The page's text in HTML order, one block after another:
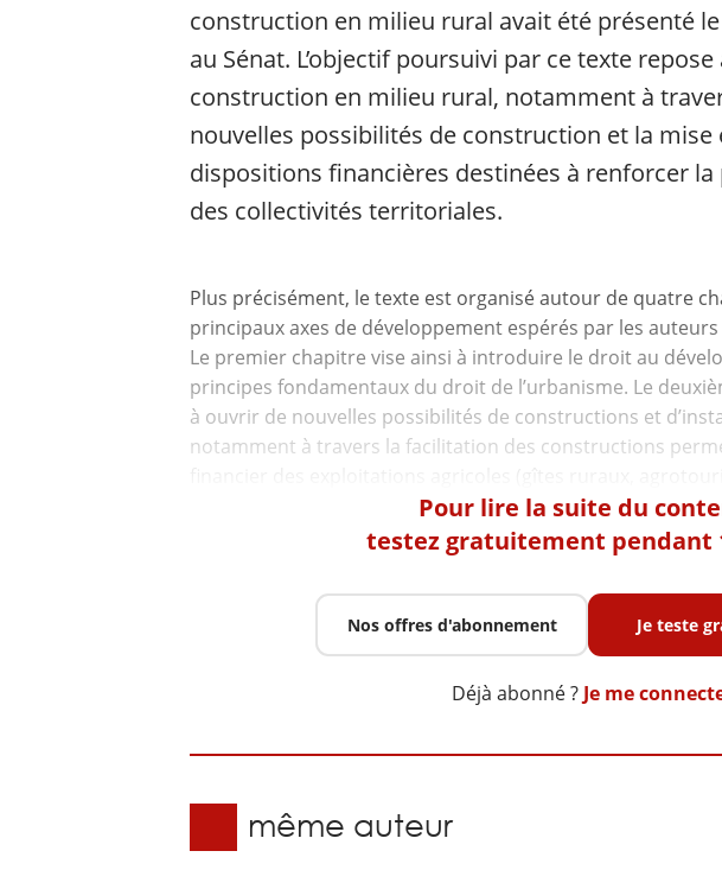
construction en milieu rural avait été présenté
au Sénat. L’objectif poursuivi par ce texte
construction en milieu rural, notamment à
nouvelles possibilités de construction et la mise
dispositions financières destinées à renforcer la
des collectivités territoriales.
Plus précisément, le texte est organisé autour de quatre
principaux axes de développement espérés par les
Le premier chapitre vise ainsi à introduire le droit au
principes fondamentaux du droit de l’urbanisme. Le
à ouvrir de nouvelles possibilités de constructions et
notamment à travers la facilitation des constructions
Pour lire la suite du
testez gratuitement pendant
Nos offres d'abonnement Je teste
Déjà abonné ? Je me
Du même auteur